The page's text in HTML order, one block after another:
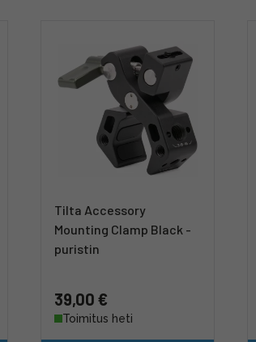
Tilta Accessory
Mounting Clamp Black -
puristin
39,00 €
Toimitus heti